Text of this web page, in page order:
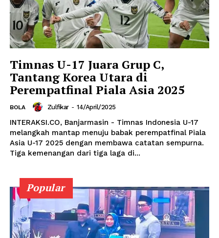
Timnas U-17 Juara Grup C,
Tantang Korea Utara di
Perempatfinal Piala Asia 2025
BOLA Zulfikar - 14/April/2025
INTERAKSI.CO, Banjarmasin - Timnas Indonesia U-17
melangkah mantap menuju babak perempatfinal Piala
Asia U-17 2025 dengan membawa catatan sempurna.
Tiga kemenangan dari tiga laga di...
Popular